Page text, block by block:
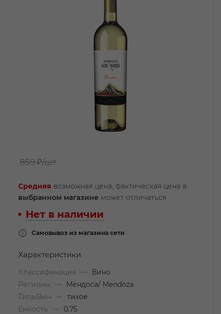
859 ₽/шт
Средняя возможная цена, фактическая цена в
выбранном магазине может отличаться
Нет в наличии
Самовывоз из магазина сети
Характеристики
Классификация —
Вино
Регионы
—
Мендоса/ Mendoza
ТипыВин
— тихое
Емкость
—
0.75